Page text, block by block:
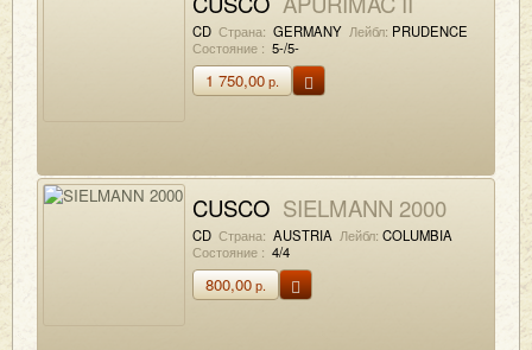
CD Страна: GERMANY Лейбл: PRUDENCE
Состояние : 5-/5-
1 750,00р.
CUSCO SIELMANN 2000
CD Страна: AUSTRIA Лейбл: COLUMBIA
Состояние : 4/4
800,00р.